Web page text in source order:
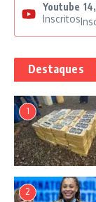
Youtube
Inscritos
Destaques
1
2